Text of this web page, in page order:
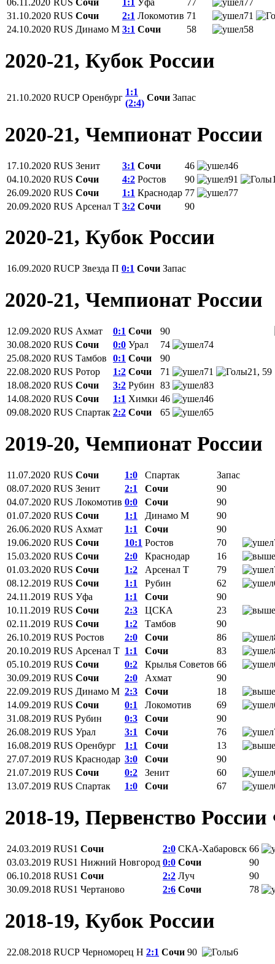
06.11.2020 RUS Сочи 1:1 Уфа 77
77
31.10.2020 RUS Сочи 2:1 Локомотив 71
71
24.10.2020 RUS Динамо М 3:1 Сочи 58 58
2020-21, Кубок России
21.10.2020 RUCP Оренбург
1:1
(2:4)
Сочи Запас
2020-21, Чемпионат России
17.10.2020 RUS Зенит 3:1 Сочи 46
46
04.10.2020 RUS Сочи 4:2 Ростов 90 91
26.09.2020 RUS Сочи 1:1 Краснодар 77
77
20.09.2020 RUS Арсенал Т 3:2 Сочи 90
2020-21, Кубок России
16.09.2020 RUCP Звезда П 0:1 Сочи Запас
2020-21, Чемпионат России
12.09.2020 RUS Ахмат 0:1 Сочи
90
30.08.2020 RUS Сочи 0:0 Урал 74
74
25.08.2020 RUS Тамбов 0:1 Сочи
90
22.08.2020 RUS Ротор 1:2 Сочи 71 71
21, 59
18.08.2020 RUS Сочи 3:2 Рубин 83
83
14.08.2020 RUS Сочи 1:1 Химки 46
46
09.08.2020 RUS Спартак 2:2 Сочи 65 65
2019-20, Чемпионат России
11.07.2020 RUS Сочи 1:0 Спартак
Запас
08.07.2020 RUS Зенит 2:1 Сочи
90
04.07.2020 RUS Локомотив 0:0 Сочи
90
01.07.2020 RUS Сочи 1:1 Динамо М
90
26.06.2020 RUS Ахмат 1:1 Сочи
90
19.06.2020 RUS Сочи 10:1 Ростов 70
15.03.2020 RUS Сочи 2:0 Краснодар
16
01.03.2020 RUS Сочи 1:2 Арсенал Т 79
08.12.2019 RUS Сочи 1:1 Рубин 62
24.11.2019 RUS Уфа 1:1 Сочи
90
10.11.2019 RUS Сочи 2:3 ЦСКА
23
02.11.2019 RUS Сочи 1:2 Тамбов
90
26.10.2019 RUS Ростов 2:0 Сочи 86
20.10.2019 RUS Арсенал Т 1:1 Сочи 83
05.10.2019 RUS Сочи 0:2 Крылья Советов 66
30.09.2019 RUS Сочи 2:0 Ахмат
90
22.09.2019 RUS Динамо М 2:3 Сочи
18
14.09.2019 RUS Сочи 0:1 Локомотив 69
31.08.2019 RUS Рубин 0:3 Сочи
90
26.08.2019 RUS Урал 3:1 Сочи 76
16.08.2019 RUS Оренбург 1:1 Сочи
13
27.07.2019 RUS Краснодар 3:0 Сочи
90
21.07.2019 RUS Сочи 0:2 Зенит 60
13.07.2019 RUS Спартак 1:0 Сочи 67
2018-19, Первенство
24.03.2019 RUS1 Сочи 2:0 СКА-Хабаровск 66
03.03.2019 RUS1 Нижний Новгород 0:0 Сочи
90
06.10.2018 RUS1 Сочи 2:2 Луч
90
30.09.2018 RUS1 Чертаново 2:6 Сочи 78
2018-19, Кубок России
22.08.2018 RUCP Черноморец Н 2:1 Сочи 90 6